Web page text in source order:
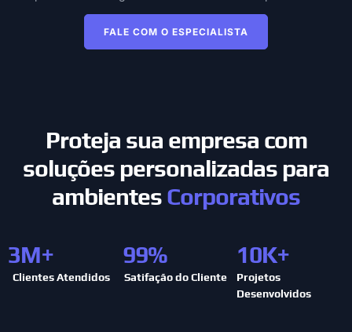
FALE COM O ESPECIALISTA
Proteja sua empresa com
soluções personalizadas para
ambientesCorporativos
Clientes Atendidos
3M+
Satifação do Cliente
99%
Projetos
Desenvolvidos
10K+